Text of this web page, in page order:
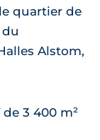
quartier de
Alstom,
3 400 m²